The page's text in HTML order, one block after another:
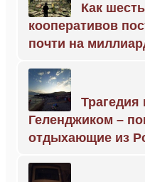
Как
кооперативов
почти на
Геленджиком –
отдыхающие из